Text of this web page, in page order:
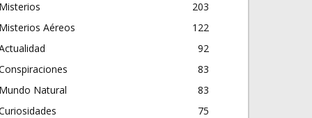
Misterios
203
Misterios Aéreos
122
92
83
Mundo Natural
83
75